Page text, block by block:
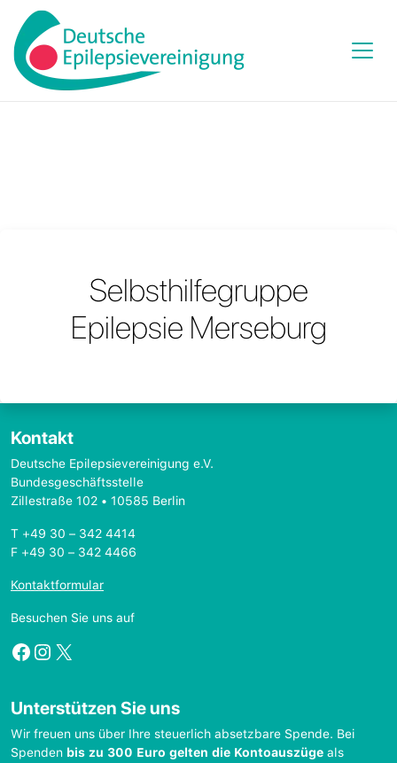
Selbsthilfegruppe
Epilepsie Merseburg
Kontakt
Deutsche Epilepsievereinigung e.V.
Bundesgeschäftsstelle
Zillestraße 102 • 10585 Berlin
T +49 30 – 342 4414
F +49 30 – 342 4466
Kontaktformular
Besuchen Sie uns auf
Facebook
Instagram
X
Unterstützen Sie uns
Wir freuen uns über Ihre steuerlich absetzbare Spende. Bei
Spenden bis zu 300 Euro gelten die Kontoauszüge als